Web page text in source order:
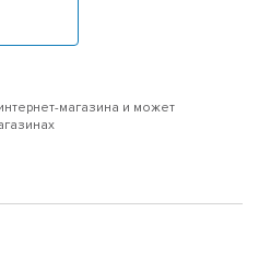
магазина и может